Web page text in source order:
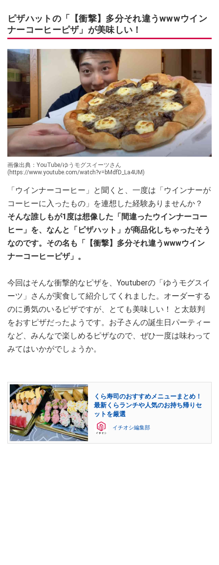
ピザハットの「【衝撃】多分それ違うwwwウイン
ナーコーヒーピザ」が美味しい！
画像出典：YouTube/ゆうモグスイーツさん
(https://www.youtube.com/watch?v=bMdfD_La4UM)
「ウインナーコーヒー」と聞くと、一度は「ウインナーが
コーヒーに入ったもの」を連想した経験ありませんか？
そんな誰しもが1度は想像した「間違ったウインナーコー
ヒー」を、なんと「ピザハット」が商品化しちゃったそう
なのです。その名も「【衝撃】多分それ違うwwwウイン
ナーコーヒーピザ」。
今回はそんな衝撃的なピザを、Youtuberの「ゆうモグスイ
ーツ」さんが実食して紹介してくれました。オーダーする
のに勇気のいるピザですが、とても美味しい！ と太鼓判
をおすピザだったようです。お子さんの誕生日パーティー
など、みんなで楽しめるピザなので、ぜひ一度は味わって
みてはいかがでしょうか。
くら寿司のおすすめメニューまとめ！
最新くらランチや人気のお持ち帰りセ
ットを厳選
イチオシ編集部